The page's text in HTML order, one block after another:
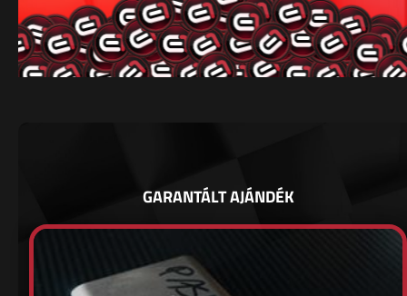
GARANTÁLT AJÁNDÉK